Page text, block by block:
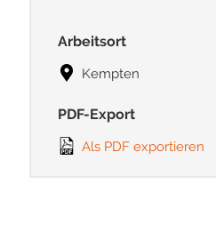
Arbeitsort
Kempten
PDF-Export
Als PDF exportieren